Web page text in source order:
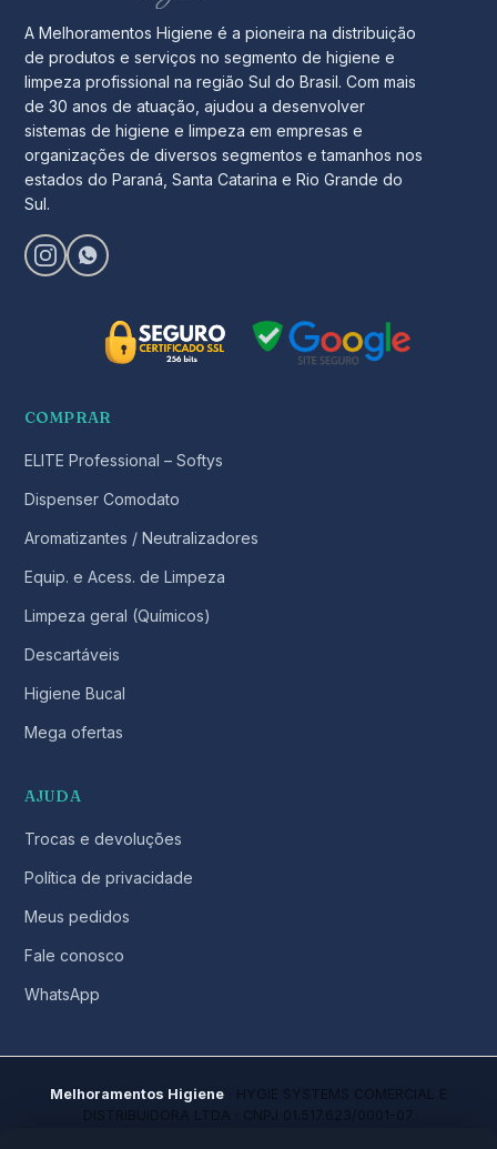
A Melhoramentos Higiene é a pioneira na distribuição
de produtos e serviços no segmento de higiene e
limpeza profissional na região Sul do Brasil. Com mais
de 30 anos de atuação, ajudou a desenvolver
sistemas de higiene e limpeza em empresas e
organizações de diversos segmentos e tamanhos nos
estados do Paraná, Santa Catarina e Rio Grande do
Sul.
COMPRAR
ELITE Professional – Softys
Dispenser Comodato
Aromatizantes / Neutralizadores
Equip. e Acess. de Limpeza
Limpeza geral (Químicos)
Descartáveis
Higiene Bucal
Mega ofertas
AJUDA
Trocas e devoluções
Política de privacidade
Meus pedidos
Fale conosco
WhatsApp
Melhoramentos Higiene · HYGIE SYSTEMS COMERCIAL E
DISTRIBUIDORA LTDA · CNPJ 01.517.623/0001-07